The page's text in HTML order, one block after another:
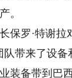
。
罗·特谢拉
带来了设
装备带到巴